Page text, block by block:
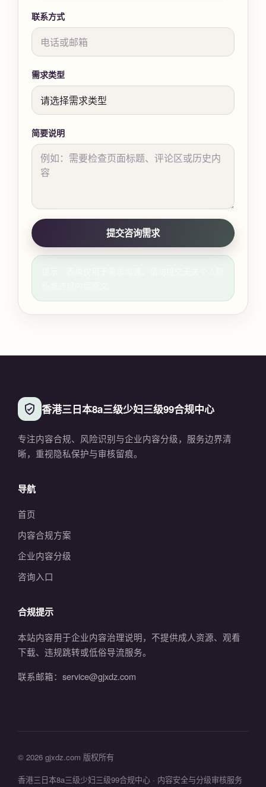
联系方式
需求类型
简要说明
提交咨询需求
香港三日本8a三级少妇三级99合规中心
专注内容合规、风险识别与企业内容分级，服务边界清
晰，重视隐私保护与审核留痕。
导航
首页
内容合规方案
企业内容分级
咨询入口
合规提示
本站内容用于企业内容治理说明，不提供成人资源、观看
下载、违规跳转或低俗导流服务。
联系邮箱：service@gjxdz.com
© 2026 gjxdz.com 版权所有
香港三日本8a三级少妇三级99合规中心 · 内容安全与分级审核服务